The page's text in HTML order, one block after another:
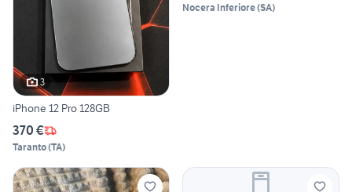
3
iPhone 12 Pro 128GB
370 €
Taranto(TA)
Nocera Inferiore(SA)